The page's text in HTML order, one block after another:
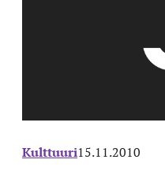
Kulttuuri15.11.2010